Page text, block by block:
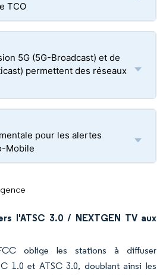
TCO
5G (5G-Broadcast) et de
permettent des réseaux
pour les alertes
Mobile
l'ATSC 3.0 / NEXTGEN TV aux
oblige les stations à diffuser
1.0 et ATSC 3.0, doublant ainsi les